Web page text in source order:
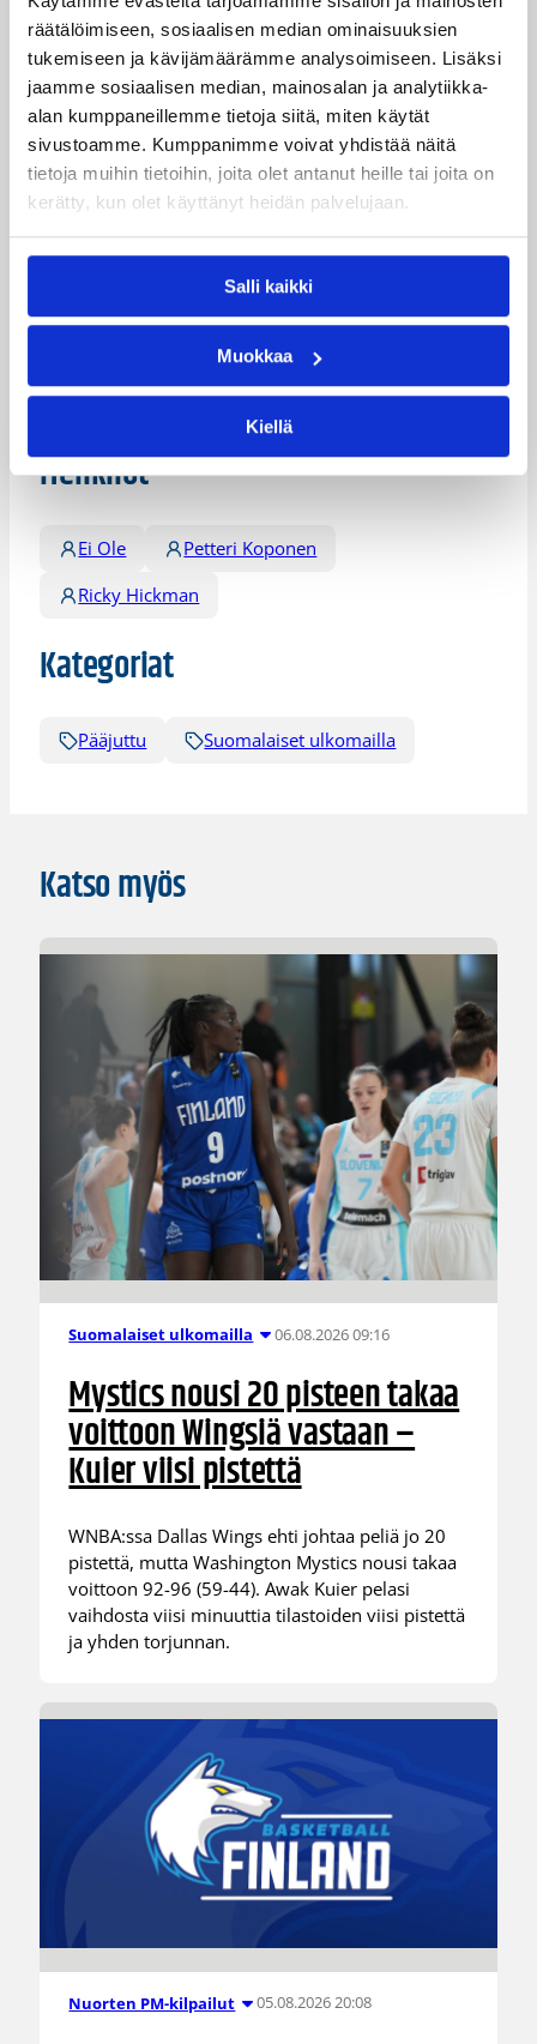
räätälöimiseen, sosiaalisen median ominaisuuksien
tukemiseen ja kävijämäärämme analysoimiseen. Lisäksi
jaamme sosiaalisen median, mainosalan ja analytiikka-
alan kumppaneillemme tietoja siitä, miten käytät
sivustoamme. Kumppanimme voivat yhdistää näitä
tietoja muihin tietoihin, joita olet antanut heille tai joita on
kerätty, kun olet käyttänyt heidän palvelujaan.
Salli kaikki
Muokkaa
Kiellä
Serie A:n kautta nelinkertaiseen Euroopan mestariin on
ollut häkellyttävä. Liukasliikkeinen pallotaituri on
kehittänyt tasaisesti arsenaaliaan Suomen kausiensa
jälkeen ja on vienyt nimiinsä jopa yhden Euroliigan
viikon MVP:n pystin tällä kaudella.
Euroliigaa: Maccabi Electra Tel Aviv – BC Himki torstaina
14. maaliskuuta klo 21:45 Suomen aikaa.
Lisätietoja:Euroliigan otteluennakko
Petteri Koposen blogi Euroleague.net-
osoitteessa
Päivitetty13.03.2013
Henkilöt
Ei Ole
Petteri Koponen
Ricky Hickman
Kategoriat
Pääjuttu Suomalaiset ulkomailla
Katso myös
Suomalaiset ulkomailla 06.08.2026 09:16
Mystics nousi 20 pisteen takaa
voittoon Wingsiä vastaan –
Kuier viisi pistettä
WNBA:ssa Dallas Wings ehti johtaa peliä jo 20
pistettä, mutta Washington Mystics nousi takaa
voittoon 92-96 (59-44). Awak Kuier pelasi
vaihdosta viisi minuuttia tilastoiden viisi pistettä
ja yhden torjunnan.
Nuorten PM-kilpailut 05.08.2026 20:08